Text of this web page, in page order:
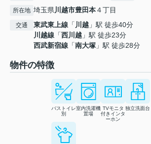
所在地 埼玉県川越市豊田本４丁目
交通 東武東上線 「 川越 」駅 徒歩40分
川越線 「西川越 」駅 徒歩23分
西武新宿線 「南大塚 」駅 徒歩28分
物件の特徴
バストイレ
別
室内洗濯機
置場
TVモニタ
付きインタ
ーホン
独立洗面台